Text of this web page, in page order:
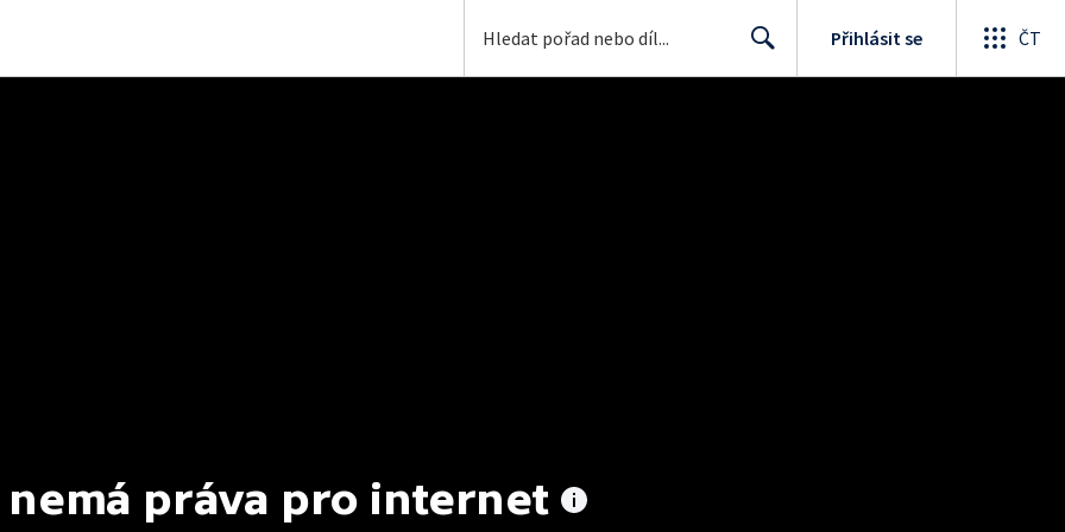
Přihlásit se ČT
nemá práva pro internet